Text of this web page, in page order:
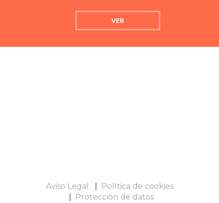
VER
Aviso Legal
Política de cookies
Protección de datos